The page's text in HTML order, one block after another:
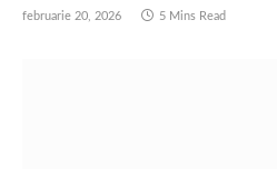
februarie 20, 2026 5 Mins Read